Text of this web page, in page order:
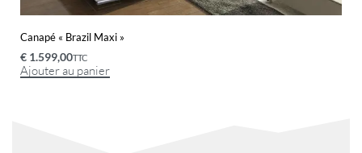
Canapé « Brazil Maxi »
€ 1.599,00TTC
Ajouter au panier